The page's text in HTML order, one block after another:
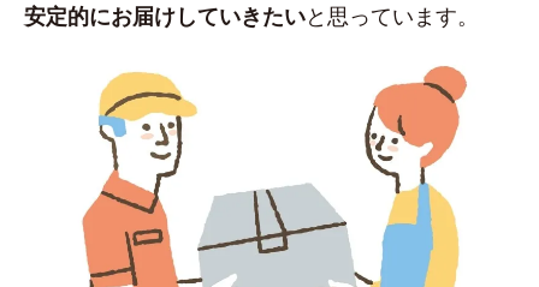
安定的にお届けしていきたいと思っています。